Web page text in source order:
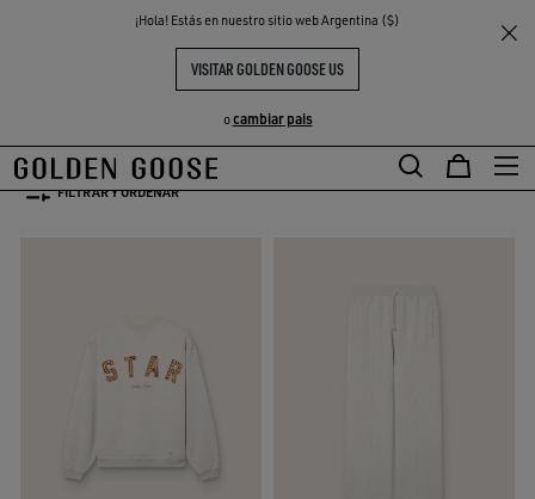
¡Hola! Estás en nuestro sitio web Argentina ($)
VISITAR GOLDEN GOOSE US
ocambiar pais
THE
COMMUNITY
Colección Star
COLECCIÓN STAR
FILTRAR Y ORDENAR